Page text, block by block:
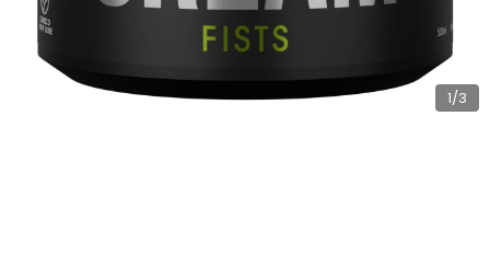
1/3